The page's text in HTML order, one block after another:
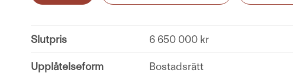
Slutpris 6 650 000 kr
Upplåtelseform Bostadsrätt